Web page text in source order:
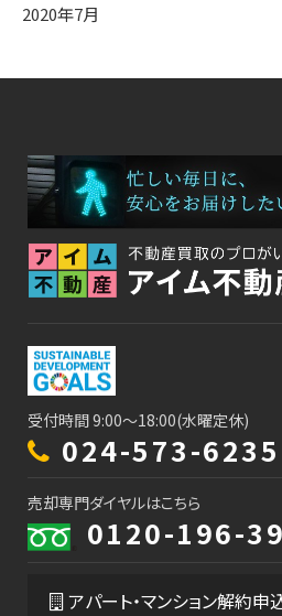
2020年7月
受付時間 9:00～18:00(水曜定休)
024-573-6235
売却専門ダイヤルはこちら
0120-196-
アパート・マンション解約申